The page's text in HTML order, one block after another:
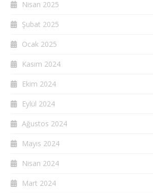
Nisan 2025
Şubat 2025
Ocak 2025
Kasım 2024
Ekim 2024
Eylül 2024
Ağustos 2024
Mayıs 2024
Nisan 2024
Mart 2024